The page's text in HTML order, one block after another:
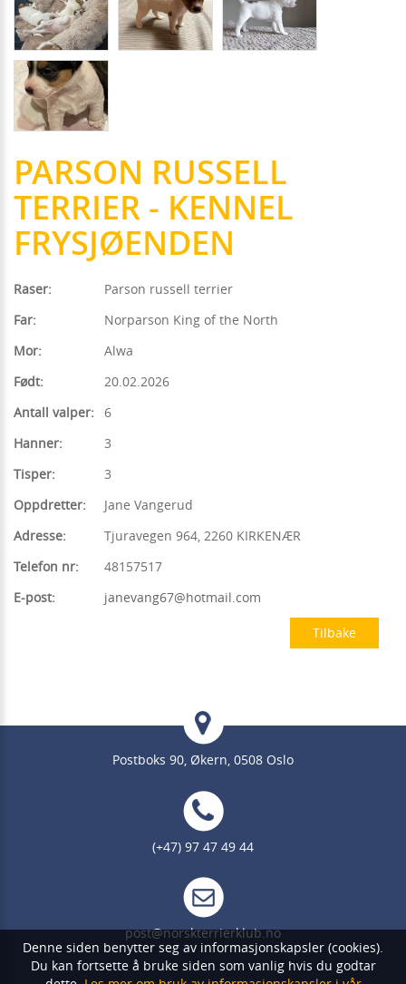
PARSON RUSSELL
TERRIER - KENNEL
FRYSJØENDEN
Raser:
Parson russell terrier
Far:
Norparson King of the North
Mor:
Alwa
Født:
20.02.2026
Antall valper:
6
Hanner:
3
Tisper:
3
Oppdretter:
Jane Vangerud
Adresse:
Tjuravegen 964, 2260 KIRKENÆR
Telefon nr:
48157517
E-post:
janevang67@hotmail.com
Tilbake
Postboks 90, Økern, 0508 Oslo
(+47) 97 47 49 44
post@norskterrierklub.no
Denne siden benytter seg av informasjonskapsler (cookies).
Du kan fortsette å bruke siden som vanlig hvis du godtar